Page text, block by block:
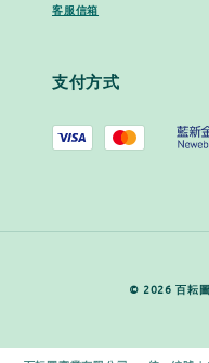
客服信箱
支付方式
© 2026 百耘